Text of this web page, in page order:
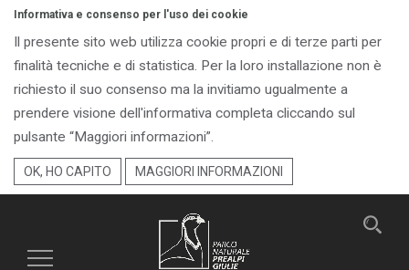
Informativa e consenso per l'uso dei cookie
Il presente sito web utilizza cookie propri e di terze parti per
finalità tecniche e di statistica. Per la loro installazione non è
richiesto il suo consenso ma la invitiamo ugualmente a
prendere visione dell'informativa completa cliccando sul
pulsante “Maggiori informazioni”.
OK, HO CAPITO MAGGIORI INFORMAZIONI
Toggle